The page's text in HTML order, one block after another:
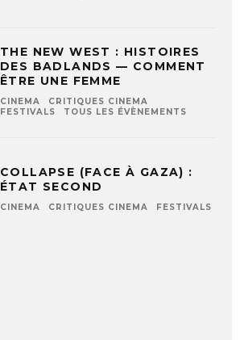
THE NEW WEST : HISTOIRES
DES BADLANDS — COMMENT
ÊTRE UNE FEMME
CINEMA
CRITIQUES CINEMA
FESTIVALS
TOUS LES ÉVÈNEMENTS
COLLAPSE (FACE À GAZA) :
ÉTAT SECOND
CINEMA CRITIQUES CINEMA FESTIVALS